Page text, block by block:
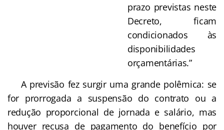
prazo previstas neste
Decreto, ficam
condicionados às
disponibilidades
orçamentárias.”
A previsão fez surgir uma grande polêmica: se
for prorrogada a suspensão do contrato ou a
redução proporcional de jornada e salário, mas
houver recusa de pagamento do benefício por